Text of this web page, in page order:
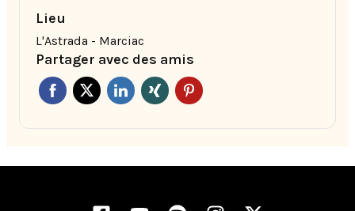
Lieu
L'Astrada - Marciac
Partager avec des amis